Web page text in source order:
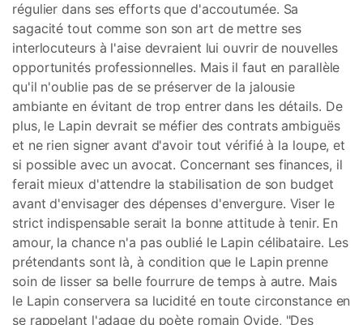
régulier dans ses efforts que d'accoutumée. Sa
sagacité tout comme son son art de mettre ses
interlocuteurs à l'aise devraient lui ouvrir de nouvelles
opportunités professionnelles. Mais il faut en parallèle
qu'il n'oublie pas de se préserver de la jalousie
ambiante en évitant de trop entrer dans les détails. De
plus, le Lapin devrait se méfier des contrats ambiguës
et ne rien signer avant d'avoir tout vérifié à la loupe, et
si possible avec un avocat. Concernant ses finances, il
ferait mieux d'attendre la stabilisation de son budget
avant d'envisager des dépenses d'envergure. Viser le
strict indispensable serait la bonne attitude à tenir. En
amour, la chance n'a pas oublié le Lapin célibataire. Les
prétendants sont là, à condition que le Lapin prenne
soin de lisser sa belle fourrure de temps à autre. Mais
le Lapin conservera sa lucidité en toute circonstance en
se rappelant l'adage du poète romain Ovide, "Des